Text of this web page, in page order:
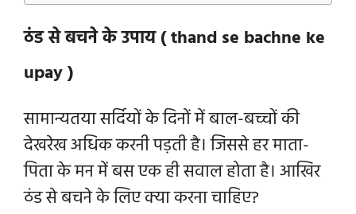
ठंड से बचने के उपाय ( thand se bachne ke
upay )
सामान्यतया सर्दियों के दिनों में बाल-बच्चों की
देखरेख अधिक करनी पड़ती है। जिससे हर माता-
पिता के मन में बस एक ही सवाल होता है। आखिर
ठंड से बचने के लिए क्या करना चाहिए?